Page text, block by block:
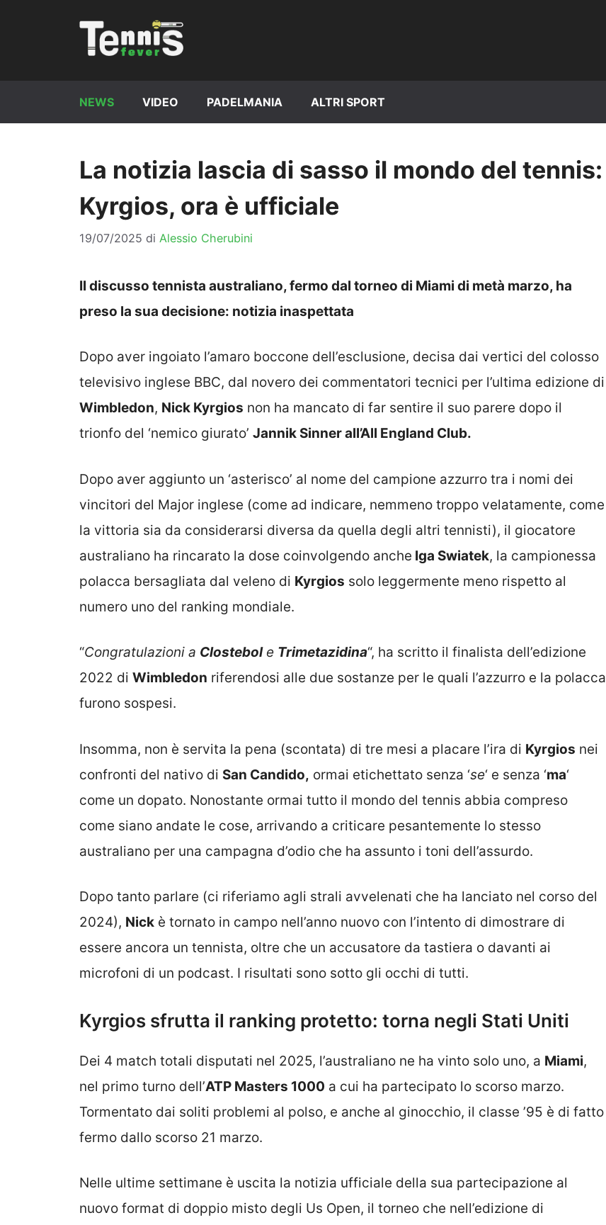
NEWS VIDEO PADELMANIA ALTRI SPORT
La notizia lascia di sasso il mondo del tennis:
Kyrgios, ora è ufficiale
19/07/2025 di Alessio Cherubini
Il discusso tennista australiano, fermo dal torneo di Miami di metà marzo, ha
preso la sua decisione: notizia inaspettata
Dopo aver ingoiato l’amaro boccone dell’esclusione, decisa dai vertici del colosso
televisivo inglese BBC, dal novero dei commentatori tecnici per l’ultima edizione di
Wimbledon, Nick Kyrgios non ha mancato di far sentire il suo parere dopo il
trionfo del ‘nemico giurato’ Jannik Sinner all’All England Club.
Dopo aver aggiunto un ‘asterisco’ al nome del campione azzurro tra i nomi dei
vincitori del Major inglese (come ad indicare, nemmeno troppo velatamente, come
la vittoria sia da considerarsi diversa da quella degli altri tennisti), il giocatore
australiano ha rincarato la dose coinvolgendo anche Iga Swiatek, la campionessa
polacca bersagliata dal veleno di Kyrgios solo leggermente meno rispetto al
numero uno del ranking mondiale.
“Congratulazioni a Clostebole Trimetazidina“, ha scritto il finalista dell’edizione
2022 di Wimbledon riferendosi alle due sostanze per le quali l’azzurro e la polacca
furono sospesi.
Insomma, non è servita la pena (scontata) di tre mesi a placare l’ira di Kyrgios nei
confronti del nativo di San Candido, ormai etichettato senza ‘se‘ e senza ‘ma‘
come un dopato. Nonostante ormai tutto il mondo del tennis abbia compreso
come siano andate le cose, arrivando a criticare pesantemente lo stesso
australiano per una campagna d’odio che ha assunto i toni dell’assurdo.
Dopo tanto parlare (ci riferiamo agli strali avvelenati che ha lanciato nel corso del
2024), Nick è tornato in campo nell’anno nuovo con l’intento di dimostrare di
essere ancora un tennista, oltre che un accusatore da tastiera o davanti ai
microfoni di un podcast. I risultati sono sotto gli occhi di tutti.
Kyrgios sfrutta il ranking protetto: torna negli Stati Uniti
Dei 4 match totali disputati nel 2025, l’australiano ne ha vinto solo uno, a Miami,
nel primo turno dell’ATP Masters 1000 a cui ha partecipato lo scorso marzo.
Tormentato dai soliti problemi al polso, e anche al ginocchio, il classe ’95 è di fatto
fermo dallo scorso 21 marzo.
Nelle ultime settimane è uscita la notizia ufficiale della sua partecipazione al
nuovo format di doppio misto degli Us Open, il torneo che nell’edizione di